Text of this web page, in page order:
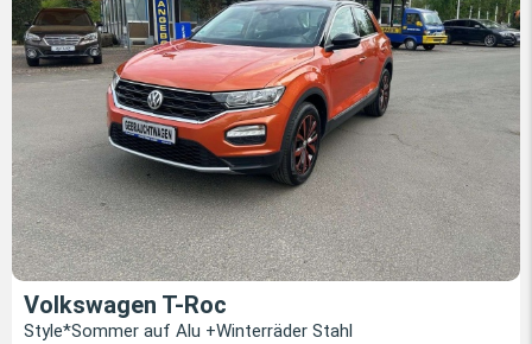
Volkswagen T-Roc
Style*Sommer auf Alu +Winterräder Stahl